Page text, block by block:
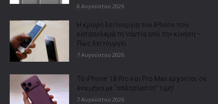
8 Αυγούστου 2026
Η κρυφή λειτουργία του iPhone που
καταπολεμά τη ναυτία από την κίνηση –
Πώς λειτουργεί
7 Αυγούστου 2026
Τα iPhone 18 Pro και Pro Max έρχονται σε
ένα μήνα με “απλησίαστη” τιμή!
7 Αυγούστου 2026